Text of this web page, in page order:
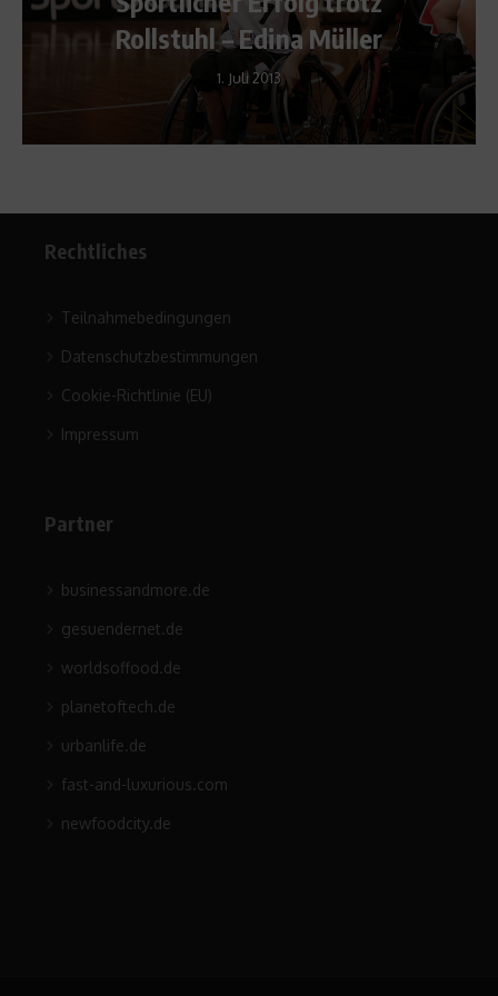
Rollstuhl – Edina Müller
1. Juli 2013
Rechtliches
Teilnahmebedingungen
Datenschutzbestimmungen
Cookie-Richtlinie (EU)
Impressum
Partner
businessandmore.de
gesuendernet.de
worldsoffood.de
planetoftech.de
urbanlife.de
fast-and-luxurious.com
newfoodcity.de